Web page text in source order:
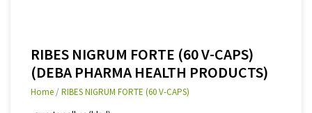
RIBES NIGRUM FORTE (60 V-CAPS)
(DEBA PHARMA HEALTH PRODUCTS)
Home /RIBES NIGRUM FORTE (60 V-CAPS)